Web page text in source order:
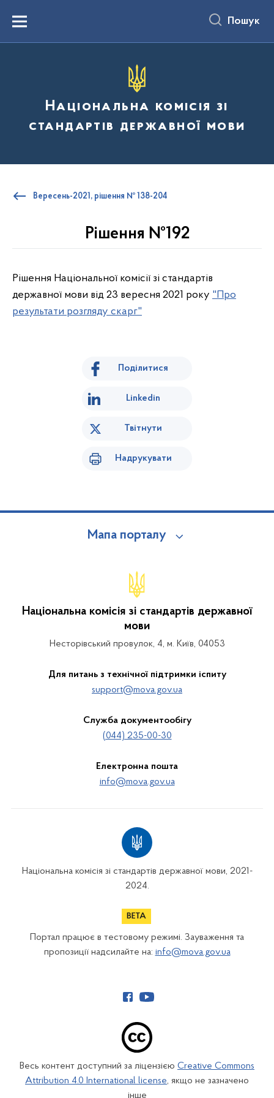
вмістуMenu Пошук
Національна комісія зі
стандартів державної мови
Вересень-2021, рішення № 138-204
Рішення №192
Рішення Національної комісії зі стандартів
державної мови від 23 вересня 2021 року "Про
результати розгляду скарг"
Поділитися
Linkedin
Твітнути
Надрукувати
Мапа порталу
Національна комісія зі стандартів державної
мови
Несторівський провулок, 4, м. Київ, 04053
Для питань з технічної підтримки іспиту
support@mova.gov.ua
Служба документообігу
(044) 235-00-30
Електронна пошта
info@mova.gov.ua
Національна комісія зі стандартів державної мови, 2021-
2024.
Портал працює в тестовому режимі. Зауваження та
пропозиції надсилайте на: info@mova.gov.ua
Весь контент доступний за ліцензією Creative Commons
Attribution 4.0 International license, якщо не зазначено
інше